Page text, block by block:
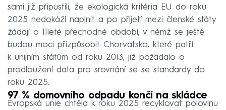
sami již připustili, že ekologická kritéria EU do roku
2025 nedokáží naplnit a po přijetí mezi členské státy
žádají o 11leté přechodné období, v němž se ještě
budou moci přizpůsobit. Chorvatsko, které patří
k unijním státům od roku 2013, již požádalo o
prodloužení data pro srovnání se se standardy do
roku 2025.
97 % domovního odpadu končí na skládce
Evropská unie chtěla k roku 2025 recyklovat polovinu